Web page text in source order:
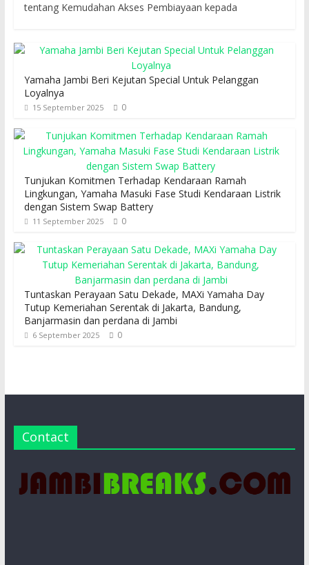
tentang Kemudahan Akses Pembiayaan kepada
Yamaha Jambi Beri Kejutan Special Untuk Pelanggan
Loyalnya
15 September 2025 0
Tunjukan Komitmen Terhadap Kendaraan Ramah
Lingkungan, Yamaha Masuki Fase Studi Kendaraan Listrik
dengan Sistem Swap Battery
11 September 2025 0
Tuntaskan Perayaan Satu Dekade, MAXi Yamaha Day
Tutup Kemeriahan Serentak di Jakarta, Bandung,
Banjarmasin dan perdana di Jambi
6 September 2025 0
Contact